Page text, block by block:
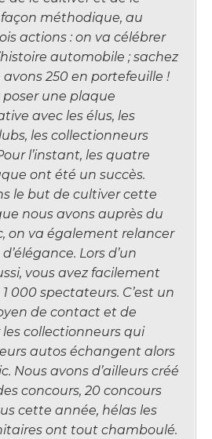
méthodique, au
actions : on va célébrer
automobile ; sachez
250 en portefeuille !
poser une plaque
avec les élus, les
les collectionneurs
l’instant, les quatre
ont été un succès.
le but de cultiver cette
nous avons auprès du
on va également relancer
Lors d’un
vous avez facilement
000 spectateurs. C’est un
de contact et de
collectionneurs qui
autos échangent alors
Nous avons d’ailleurs créé
concours, 20 concours
cette année, hélas les
ont tout chamboulé.